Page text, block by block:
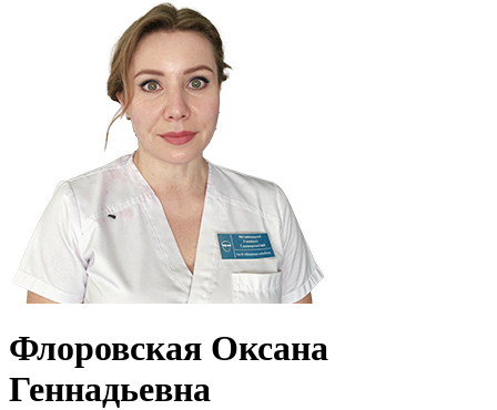
Флоровская Оксана
Геннадьевна